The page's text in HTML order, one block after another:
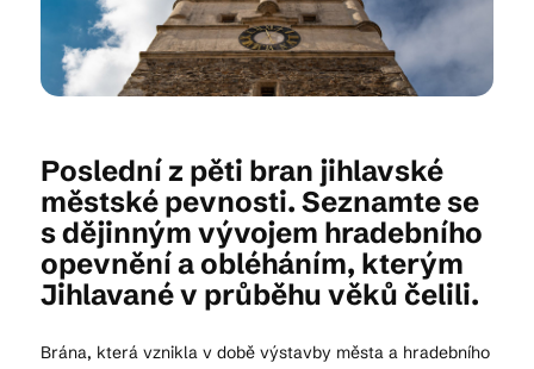
CS EN DE
© 2026 Brána Jihlavy
Poslední z pěti bran jihlavské
městské pevnosti. Seznamte se
s dějinným vývojem hradebního
opevnění a obléháním, kterým
Jihlavané v průběhu věků čelili.
Brána, která vznikla v době výstavby města a hradebního